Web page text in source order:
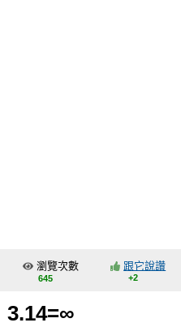
交流中心
瀏覽次數
645
跟它說讚
+2
3.14=∞